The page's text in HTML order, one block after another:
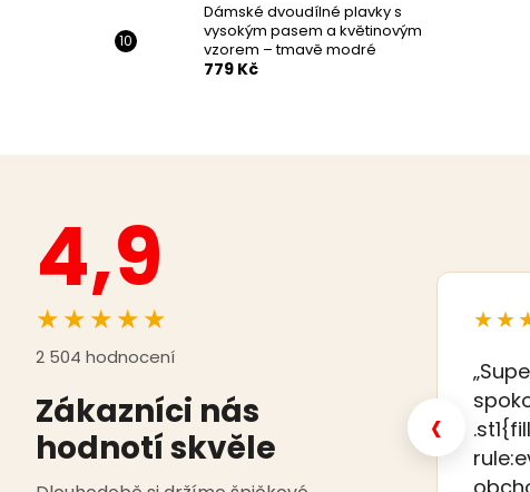
Dámské dvoudílné plavky s
vysokým pasem a květinovým
vzorem – tmavě modré
779 Kč
4,9
★★★★★
2 504 hodnocení
Zákazníci nás
hodnotí skvěle
‹